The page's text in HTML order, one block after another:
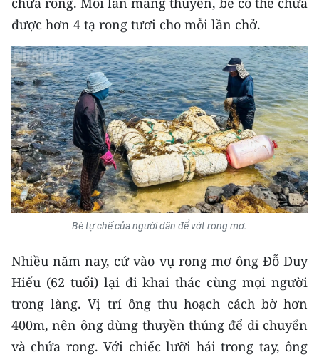
MEDIA CENTER
E-Magazine
Video
Media Chính trị
Media Kinh tế
Media Văn hóa
Media Xã hội
Media Du lịch
Media Thế giới
Media Thể thao
được hơn 4 tạ rong tươi cho mỗi lần chở.
Bè tự chế của người dân để vớt rong mơ.
Nhiều năm nay, cứ vào vụ rong mơ ông Đỗ Duy
Hiếu (62 tuổi) lại đi khai thác cùng mọi người
trong làng. Vị trí ông thu hoạch cách bờ hơn
400m, nên ông dùng thuyền thúng để di chuyển
và chứa rong. Với chiếc lưỡi hái trong tay, ông